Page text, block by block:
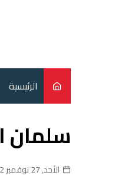
الرئيسية
سلمان
الأحد, 27 نوفمبر 2022, 17:04